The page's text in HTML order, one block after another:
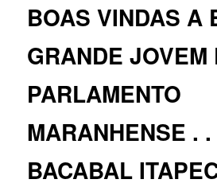
BOAS VINDAS A
GRANDE JOVEM
PARLAMENTO
MARANHENSE .
BACABAL